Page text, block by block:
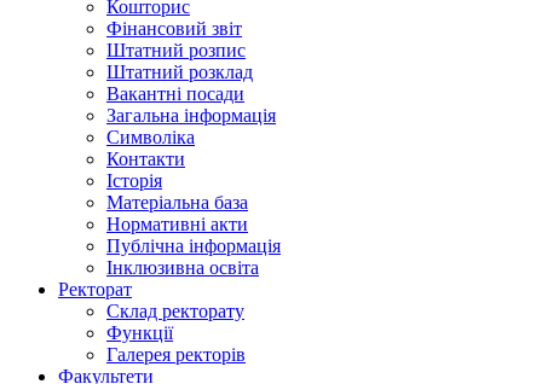
Кошторис
Фінансовий звіт
Штатний розпис
Штатний розклад
Вакантні посади
Загальна інформація
Символіка
Контакти
Історія
Матеріальна база
Нормативні акти
Публічна інформація
Інклюзивна освіта
Ректорат
Склад ректорату
Функції
Галерея ректорів
Факультети